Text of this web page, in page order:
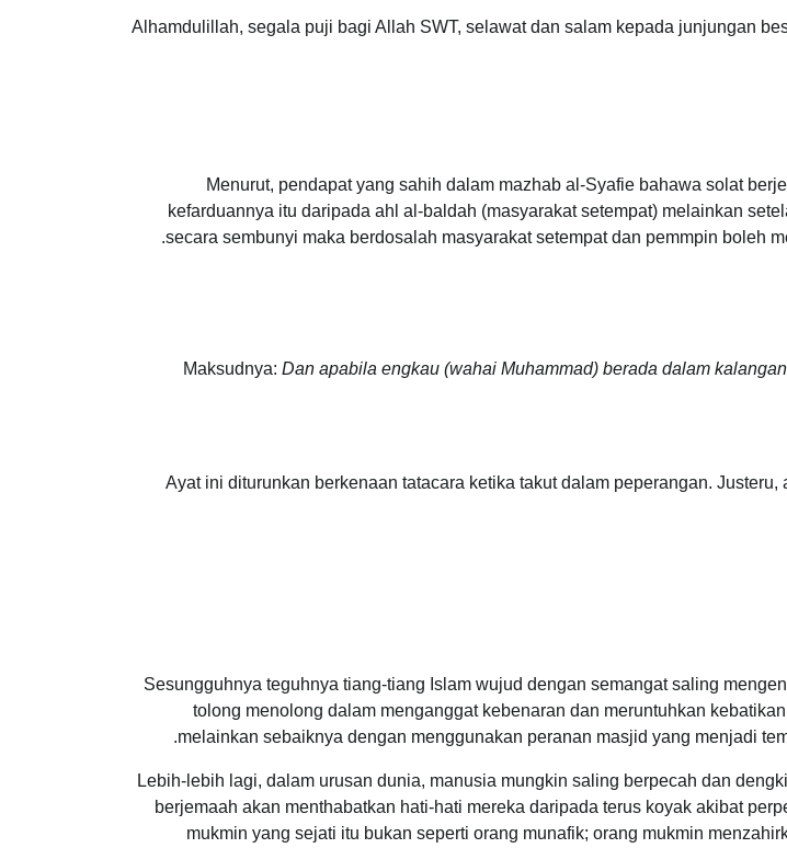
Alhamdulillah, segala puji bagi Allah SWT, selawat dan salam kepada junjungan
Menurut, pendapat yang sahih dalam mazhab al-Syafie bahawa solat
kefarduannya itu daripada ahl al-baldah (masyarakat setempat) melainkan
secara sembunyi maka berdosalah masyarakat setempat dan pemmpin boleh
Maksudnya: Dan apabila engkau (wahai Muhammad) berada dalam
Ayat ini diturunkan berkenaan tatacara ketika takut dalam peperangan.
Sesungguhnya teguhnya tiang-tiang Islam wujud dengan semangat saling
tolong menolong dalam menganggat kebenaran dan meruntuhkan
melainkan sebaiknya dengan menggunakan peranan masjid yang menjadi
Lebih-lebih lagi, dalam urusan dunia, manusia mungkin saling berpecah dan
berjemaah akan menthabatkan hati-hati mereka daripada terus koyak akibat
mukmin yang sejati itu bukan seperti orang munafik; orang mukmin